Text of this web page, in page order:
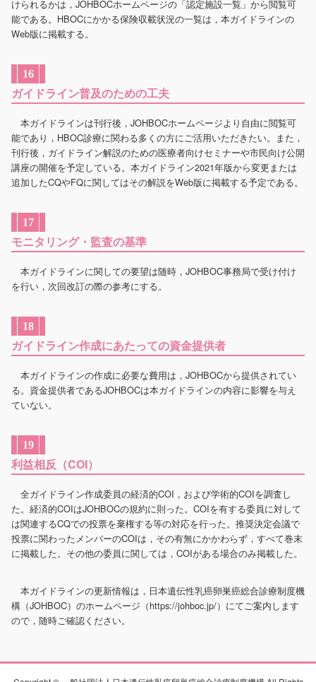
けられるかは，JOHBOCホームページの「認定施設一覧」から閲覧可
能である。HBOCにかかる保険収載状況の一覧は，本ガイドラインの
Web版に掲載する。
16
ガイドライン普及のための工夫
本ガイドラインは刊行後，JOHBOCホームページより自由に閲覧可
能であり，HBOC診療に関わる多くの方にご活用いただきたい。また，
刊行後，ガイドライン解説のための医療者向けセミナーや市民向け公開
講座の開催を予定している。本ガイドライン2021年版から変更または
追加したCQやFQに関してはその解説をWeb版に掲載する予定である。
17
モニタリング・監査の基準
本ガイドラインに関しての要望は随時，JOHBOC事務局で受け付け
を行い，次回改訂の際の参考にする。
18
ガイドライン作成にあたっての資金提供者
本ガイドラインの作成に必要な費用は，JOHBOCから提供されてい
る。資金提供者であるJOHBOCは本ガイドラインの内容に影響を与え
ていない。
19
利益相反（COI）
全ガイドライン作成委員の経済的COI，および学術的COIを調査し
た。経済的COIはJOHBOCの規約に則った。COIを有する委員に対して
は関連するCQでの投票を棄権する等の対応を行った。推奨決定会議で
投票に関わったメンバーのCOIは，その有無にかかわらず，すべて巻末
に掲載した。その他の委員に関しては，COIがある場合のみ掲載した。
本ガイドラインの更新情報は，日本遺伝性乳癌卵巣癌総合診療制度機
構（JOHBOC）のホームページ（https://johboc.jp/）にてご案内します
ので，随時ご確認ください。